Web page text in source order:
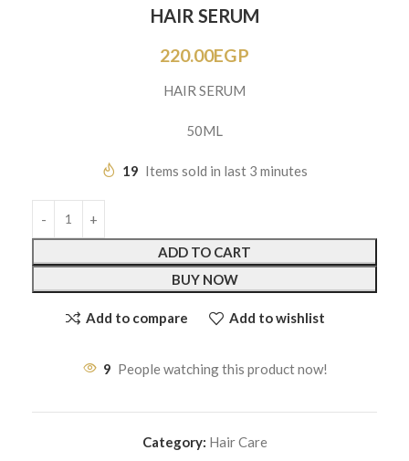
HAIR SERUM
220.00EGP
HAIR SERUM
50ML
19 Items sold in last 3 minutes
ADD TO CART
BUY NOW
Add to compare Add to wishlist
9 People watching this product now!
Category: Hair Care